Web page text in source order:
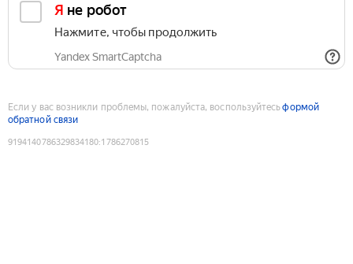
Я не робот
Нажмите, чтобы продолжить
Yandex SmartCaptcha
Если у вас возникли проблемы, пожалуйста, воспользуйтесьформой
обратной связи
9194140786329834180:1786270815